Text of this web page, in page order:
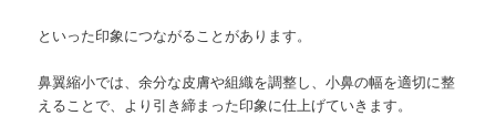
といった印象につながることがあります。
鼻翼縮小では、余分な皮膚や組織を調整し、小鼻の幅を適切に整
えることで、より引き締まった印象に仕上げていきます。